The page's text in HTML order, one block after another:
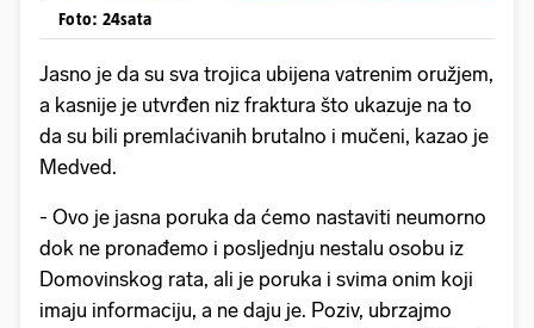
Foto: 24sata
Jasno je da su sva trojica ubijena vatrenim oružjem,
a kasnije je utvrđen niz fraktura što ukazuje na to
da su bili premlaćivanih brutalno i mučeni, kazao je
Medved.
- Ovo je jasna poruka da ćemo nastaviti neumorno
dok ne pronađemo i posljednju nestalu osobu iz
Domovinskog rata, ali je poruka i svima onim koji
imaju informaciju, a ne daju je. Poziv, ubrzajmo